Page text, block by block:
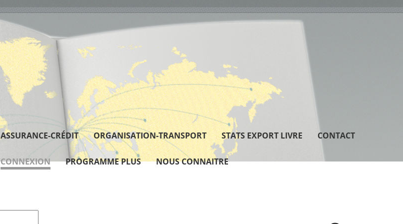
ASSURANCE-CRÉDIT ORGANISATION-TRANSPORT STATS EXPORT LIVRE CONTACT
CONNEXION PROGRAMME PLUS NOUS CONNAITRE